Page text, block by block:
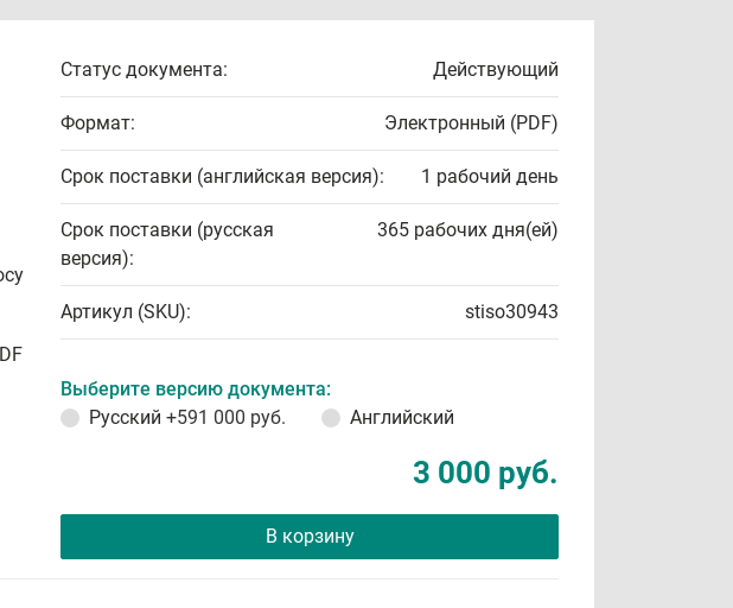
Статус документа: Действующий
Формат: Электронный (PDF)
Срок поставки (английская версия): 1 рабочий день
Срок поставки (русская
версия):
365 рабочих дня(ей)
Артикул (SKU): stiso30943
Выберите версию документа:
Русский +591 000 руб. Английский
3 000 руб.
В корзину